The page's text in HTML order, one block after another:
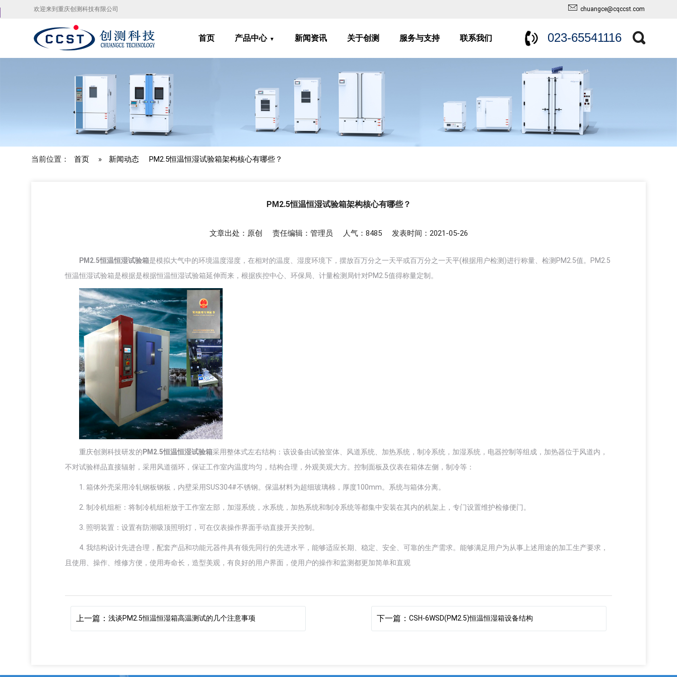
欢迎来到重庆创测科技有限公司 chuangce@cqccst.com
首页 产品中心 新闻资讯 关于创测 服务与支持 联系我们 023-65541116
当前位置： 首页 » 新闻动态 PM2.5恒温恒湿试验箱架构核心有哪些？
PM2.5恒温恒湿试验箱架构核心有哪些？
文章出处：原创 责任编辑：管理员 人气：8485 发表时间：2021-05-26
PM2.5恒温恒湿试验箱是模拟大气中的环境温度湿度，在相对的温度、湿度环境下，摆放百万分之一天平或百万分之一天平(根据用户检测)进行称量、检测PM2.5值。PM2.5
恒温恒湿试验箱是根据是根据恒温恒湿试验箱延伸而来，根据疾控中心、环保局、计量检测局针对PM2.5值得称量定制。
重庆创测科技研发的 PM2.5恒温恒湿试验箱采用整体式左右结构：该设备由试验室体、风道系统、加热系统，制冷系统 ，加湿系统，电器控制等组成，加热器位于风道内，
不对试验样品直接辐射，采用风道循环，保证工作室内温度均匀，结构合理，外观美观大方。控制面板及仪表在箱体左侧，制冷等：
1. 箱体外壳采用冷轧钢板钢板，内壁采用SUS304#不锈钢。保温材料为超细玻璃棉，厚度100mm。 系统与箱体分离。
2. 制冷机组柜：将制冷机组柜放于工作室左部，加湿系统，水系统，加热系统和制冷系统等都集中安装在其内的机架上，专门设置维护检修便门。
3. 照明装置：设置有防潮吸顶照明灯，可在仪表操作界面手动直接开关控制。
4. 我结构设计先进合理，配套产品和功能元器件具有领先同行的先进水平，能够适应长期、稳定、安全、可靠的生产需求。能够满足用户为从事上述用途的加工生产要求，
且使用、操作、维修方便，使用寿命长，造型美观，有良好的用户界面，使用户的操作和监测都更加简单和直观
上一篇：浅谈PM2.5恒温恒湿箱高温测试的几个注意事项 下一篇：CSH-6WSD(PM2.5)恒温恒湿箱设备结构